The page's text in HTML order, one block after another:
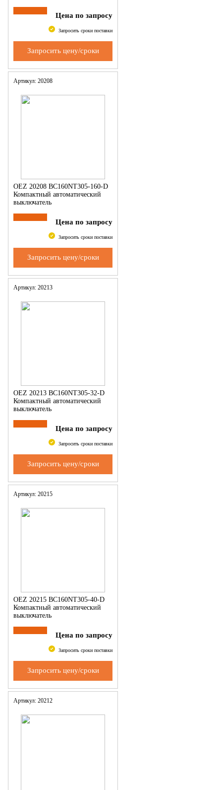
Цена по запросу
Запросить сроки поставки
Запросить цену/сроки
Артикул: 20208
OEZ 20208 BC160NT305-160-D
Компактный автоматический
выключатель
Цена по запросу
Запросить сроки поставки
Запросить цену/сроки
Артикул: 20213
OEZ 20213 BC160NT305-32-D
Компактный автоматический
выключатель
Цена по запросу
Запросить сроки поставки
Запросить цену/сроки
Артикул: 20215
OEZ 20215 BC160NT305-40-D
Компактный автоматический
выключатель
Цена по запросу
Запросить сроки поставки
Запросить цену/сроки
Артикул: 20212